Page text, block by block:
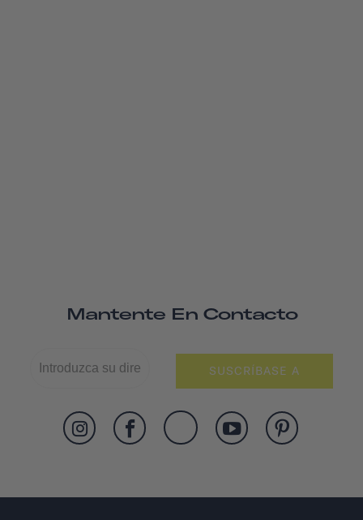
Mantente En Contacto
SUSCRÍBASE A